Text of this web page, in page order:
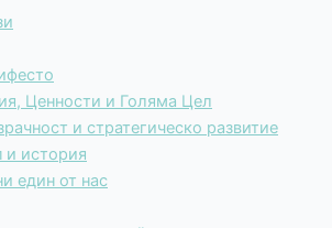
Ценности и Голяма Цел
и стратегическо развитие
и история
един от нас